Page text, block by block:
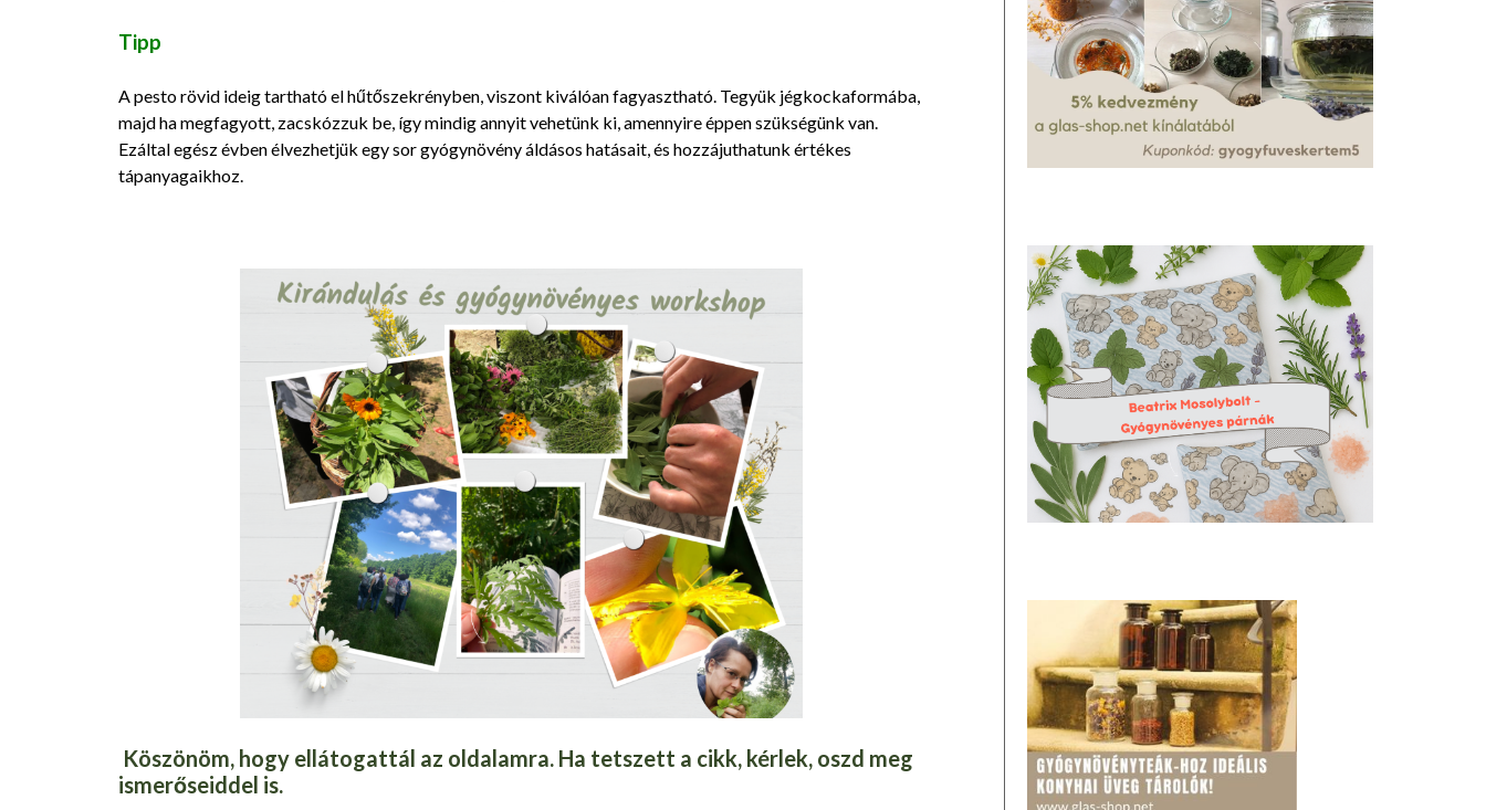
Tipp
A pesto rövid ideig tartható el hűtőszekrényben, viszont kiválóan fagyasztható. Tegyük jégkockaformába,
majd ha megfagyott, zacskózzuk be, így mindig annyit vehetünk ki, amennyire éppen szükségünk van.
Ezáltal egész évben élvezhetjük egy sor gyógynövény áldásos hatásait, és hozzájuthatunk értékes
tápanyagaikhoz.
Köszönöm, hogy ellátogattál az oldalamra. Ha tetszett a cikk, kérlek, oszd meg
ismerőseiddel is.